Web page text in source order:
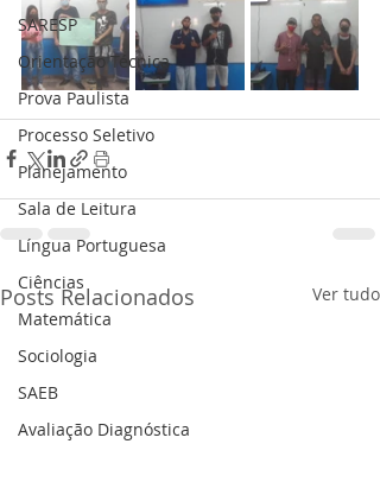
SARESP
Orientação Técnica
Prova Paulista
Processo Seletivo
Planejamento
Sala de Leitura
Língua Portuguesa
Ciências
Matemática
Sociologia
SAEB
Avaliação Diagnóstica
Posts Relacionados Ver tudo